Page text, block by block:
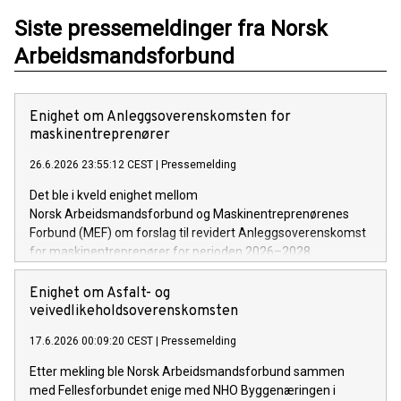
Siste pressemeldinger fra Norsk
Arbeidsmandsforbund
Enighet om Anleggsoverenskomsten for
maskinentreprenører
26.6.2026 23:55:12 CEST Pressemelding
Det ble i kveld enighet mellom
Norsk Arbeidsmandsforbund og Maskinentreprenørenes
Forbund (MEF) om forslag til revidert Anleggsoverenskomst
for maskinentreprenører for perioden 2026–2028.
Enighet om Asfalt- og
veivedlikeholdsoverenskomsten
17.6.2026 00:09:20 CEST Pressemelding
Etter mekling ble Norsk Arbeidsmandsforbund sammen
med Fellesforbundet enige med NHO Byggenæringen i